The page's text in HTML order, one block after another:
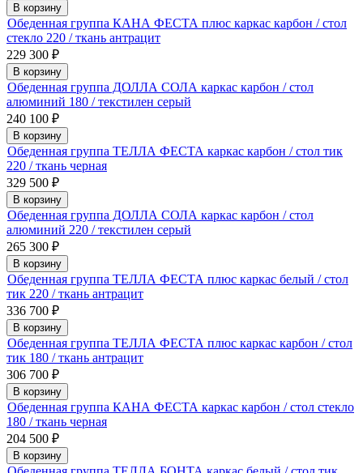
В корзину
Обеденная группа КАНА ФЕСТА плюс каркас карбон / стол
стекло 220 / ткань антрацит
229 300 ₽
В корзину
Обеденная группа ДОЛЛА СОЛА каркас карбон / стол
алюминий 180 / текстилен серый
240 100 ₽
В корзину
Обеденная группа ТЕЛЛА ФЕСТА каркас карбон / стол тик
220 / ткань черная
329 500 ₽
В корзину
Обеденная группа ДОЛЛА СОЛА каркас карбон / стол
алюминий 220 / текстилен серый
265 300 ₽
В корзину
Обеденная группа ТЕЛЛА ФЕСТА плюс каркас белый / стол
тик 220 / ткань антрацит
336 700 ₽
В корзину
Обеденная группа ТЕЛЛА ФЕСТА плюс каркас карбон / стол
тик 180 / ткань антрацит
306 700 ₽
В корзину
Обеденная группа КАНА ФЕСТА каркас карбон / стол стекло
180 / ткань черная
204 500 ₽
В корзину